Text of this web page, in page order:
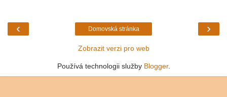
‹ ›
Domovská stránka
Zobrazit verzi pro web
Používá technologii služby Blogger.